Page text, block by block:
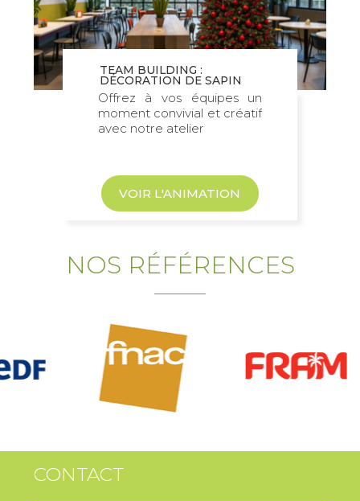
TEAM BUILDING :
DÉCORATION DE SAPIN
Offrez à vos équipes un
moment convivial et créatif
avec notre atelier
VOIR L'ANIMATION
NOS RÉFÉRENCES
CONTACT